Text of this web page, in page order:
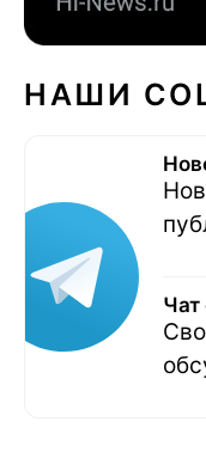
НАШИ
Чат